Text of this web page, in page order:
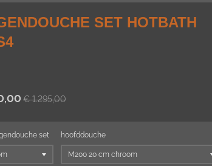
SET HOTBATH
€ 1.295,00
set hoofddouche